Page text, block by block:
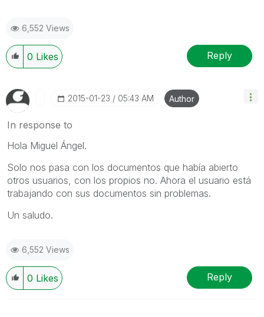
6,552 Views
0 Likes Reply
‎2015-01-23 05:43 AM Author
In response to
Hola Miguel Ángel.
Solo nos pasa con los documentos que había abierto
otros usuarios, con los propios no. Ahora el usuario está
trabajando con sus documentos sin problemas.
Un saludo.
6,552 Views
0 Likes Reply